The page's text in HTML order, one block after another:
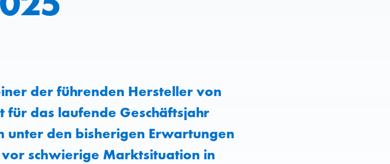
der führenden Hersteller von
für das laufende Geschäftsjahr
unter den bisherigen Erwartungen
schwierige Marktsituation in